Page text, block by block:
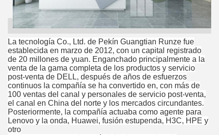
La tecnología Co., Ltd. de Pekín Guangtian Runze fue
establecida en marzo de 2012, con un capital registrado
de 20 millones de yuan. Enganchado principalmente a la
venta de la gama completa de los productos y servicio
post-venta de DELL, después de años de esfuerzos
continuos la compañía se ha convertido en, con más de
100 ventas del canal y personales de servicio post-venta,
el canal en China del norte y los mercados circundantes.
Posteriormente, la compañía actuaba como agente para
Lenovo y la onda, Huawei, fusión estupenda, H3C, HPE y
otro